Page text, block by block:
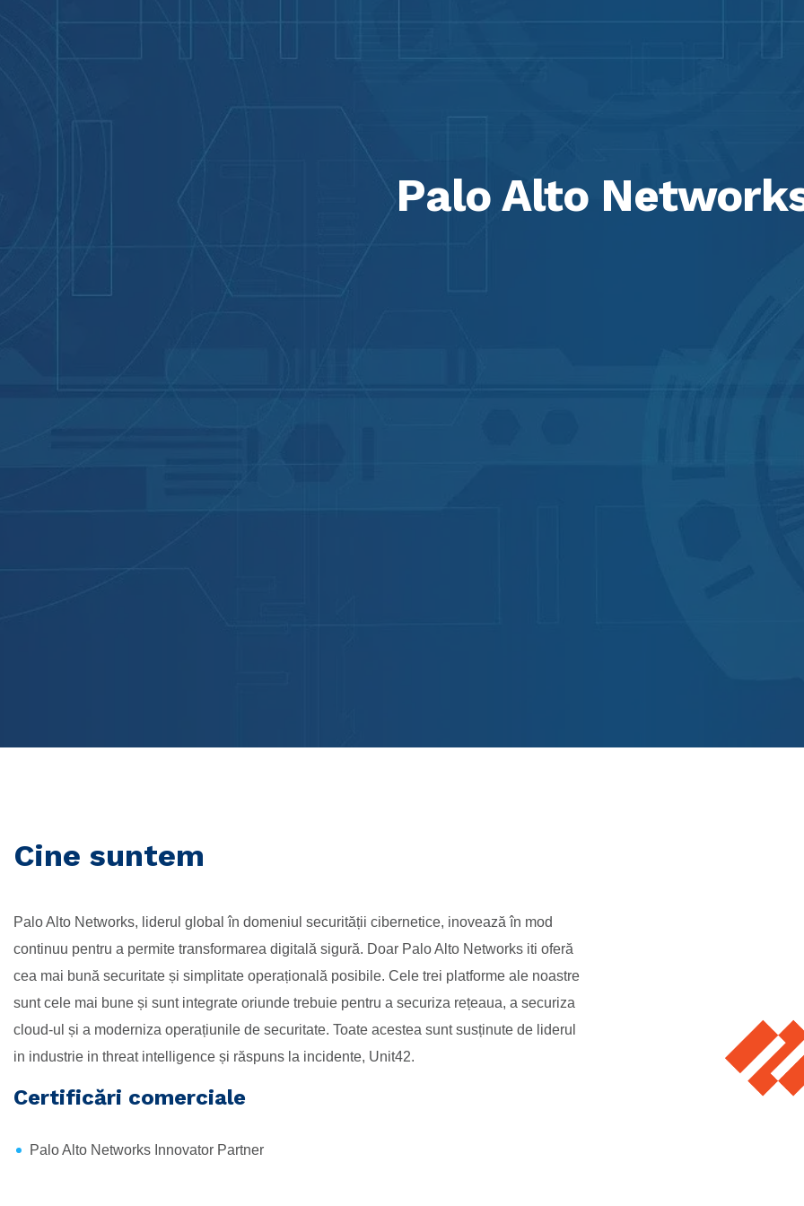
Palo Alto
Cine suntem
Palo Alto Networks, liderul global în domeniul securității cibernetice, inovează în mod
continuu pentru a permite transformarea digitală sigură. Doar Palo Alto Networks iti oferă
cea mai bună securitate și simplitate operațională posibile. Cele trei platforme ale noastre
sunt cele mai bune și sunt integrate oriunde trebuie pentru a securiza rețeaua, a securiza
cloud-ul și a moderniza operațiunile de securitate. Toate acestea sunt susținute de liderul
in industrie in threat intelligence și răspuns la incidente, Unit42.
Certificări comerciale
Palo Alto Networks Innovator Partner